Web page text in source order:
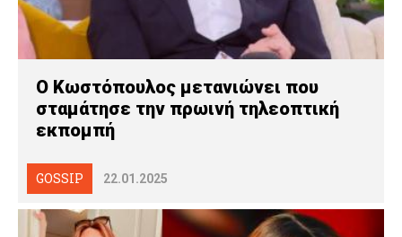
Ο Κωστόπουλος μετανιώνει που
σταμάτησε την πρωινή τηλεοπτική
εκπομπή
GOSSIP 22.01.2025